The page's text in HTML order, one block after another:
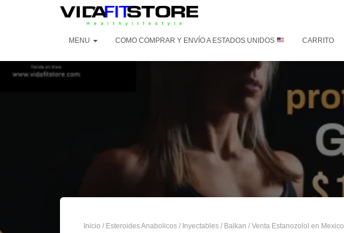
MENU COMO COMPRAR Y ENVÍO A ESTADOS UNIDOS CARRITO
Inicio / Esteroides Anabolicos / Inyectables / Balkan / Venta Estanozolol en Mexico